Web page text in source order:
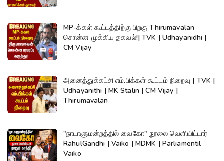
MP-க்கள் கூட்டத்திற்கு பிறகு Thirumavalan
சொன்ன முக்கிய தகவல்!| TVK | Udhayanidhi |
CM Vijay
அனைத்துக்கட்சி எம்.பிக்கள் கூட்டம் நிறைவு | TVK |
Udhayanithi | MK Stalin | CM Vijay |
Thirumavalan
"நாடாளுமன்றத்தில் வைகோ" நூலை வெளியிட்டார்
RahulGandhi | Vaiko | MDMK | Parliamentil
Vaiko